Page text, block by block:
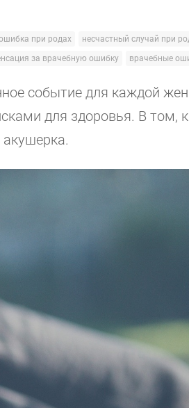
при родах
несчастный случай при
за врачебную ошибку врачебные
событие для каждой
для здоровья. В том,